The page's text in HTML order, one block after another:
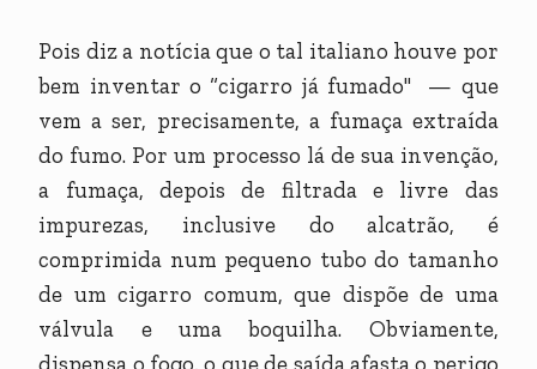
Pois diz a notícia que o tal italiano houve por
bem inventar o “cigarro já fumado" — que
vem a ser, precisamente, a fumaça extraída
do fumo. Por um processo lá de sua invenção,
a fumaça, depois de filtrada e livre das
impurezas, inclusive do alcatrão, é
comprimida num pequeno tubo do tamanho
de um cigarro comum, que dispõe de uma
válvula e uma boquilha. Obviamente,